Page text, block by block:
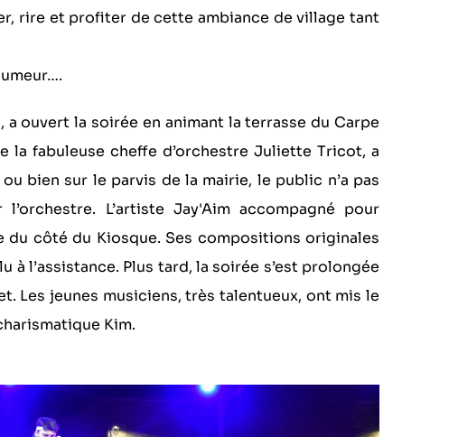
rire et profiter de cette ambiance de village tant
ouvert la soirée en animant la terrasse du Carpe
la fabuleuse cheffe d’orchestre Juliette Tricot, a
bien sur le parvis de la mairie, le public n’a pas
L’artiste Jay'Aim accompagné pour
du côté du Kiosque. Ses compositions originales
l’assistance. Plus tard, la soirée s’est prolongée
Les jeunes musiciens, très talentueux, ont mis le
Kim.